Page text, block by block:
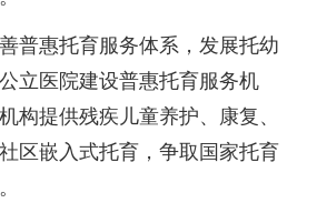
普惠托育服务体系，发展托幼
立医院建设普惠托育服务机
构提供残疾儿童养护、康复、
区嵌入式托育，争取国家托育